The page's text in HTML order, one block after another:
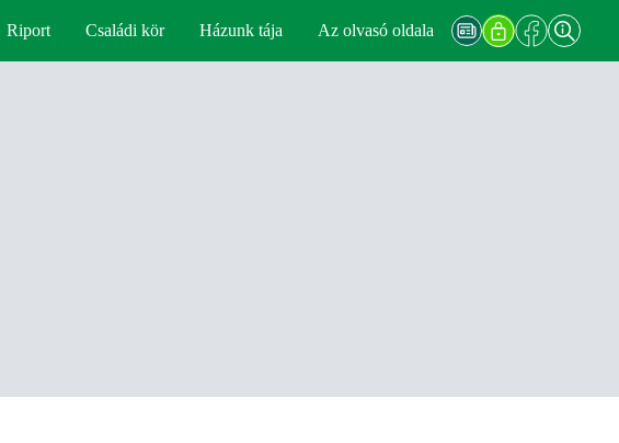
Riport Családi kör Házunk tája Az olvasó oldala